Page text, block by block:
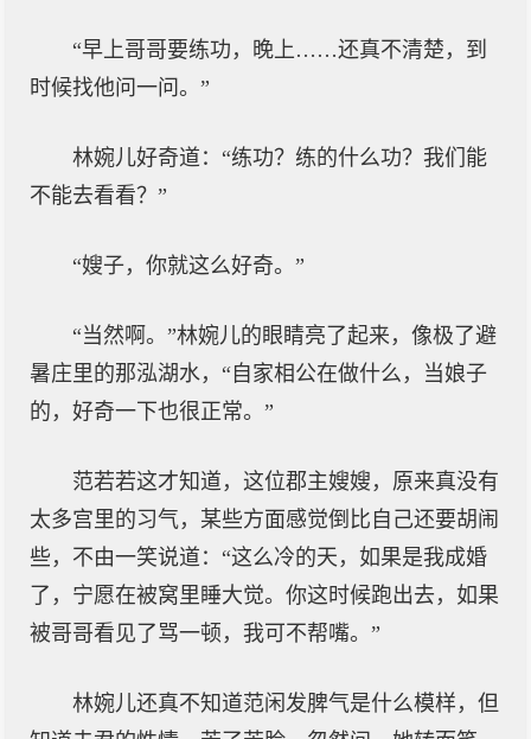
“早上哥哥要练功，晚上……还真不清楚，到
时候找他问一问。”
林婉儿好奇道：“练功？练的什么功？我们能
不能去看看？”
“嫂子，你就这么好奇。”
“当然啊。”林婉儿的眼睛亮了起来，像极了避
暑庄里的那泓湖水，“自家相公在做什么，当娘子
的，好奇一下也很正常。”
范若若这才知道，这位郡主嫂嫂，原来真没有
太多宫里的习气，某些方面感觉倒比自己还要胡闹
些，不由一笑说道：“这么冷的天，如果是我成婚
了，宁愿在被窝里睡大觉。你这时候跑出去，如果
被哥哥看见了骂一顿，我可不帮嘴。”
林婉儿还真不知道范闲发脾气是什么模样，但